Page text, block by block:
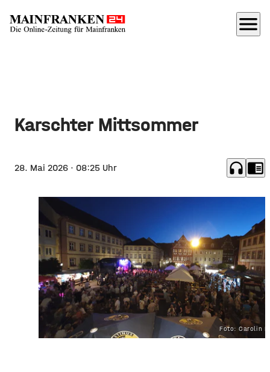
menu
Karschter Mittsommer
28. Mai 2026 · 08:25 Uhr headphones chrome_reader_mode
Foto: Carolin